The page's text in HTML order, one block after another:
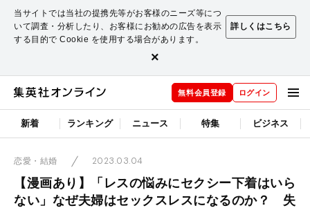
当サイトでは当社の提携先等がお客様のニーズ等につ
いて調査・分析したり、お客様にお勧めの広告を表示
する目的で Cookie を使用する場合があります。
詳しくはこちら
×
無料会員登録 ログイン
新着 ランキング ニュース 特集 ビジネス
恋愛・結婚 2023.03.04
【漫画あり】「レスの悩みにセクシー下着はいら
ない」なぜ夫婦はセックスレスになるのか？ 失